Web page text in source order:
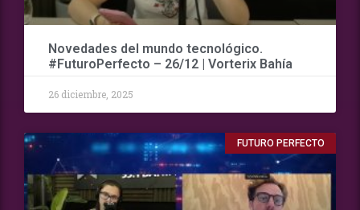
Novedades del mundo tecnológico.
#FuturoPerfecto – 26/12 | Vorterix Bahía
26 diciembre, 2025
FUTURO PERFECTO